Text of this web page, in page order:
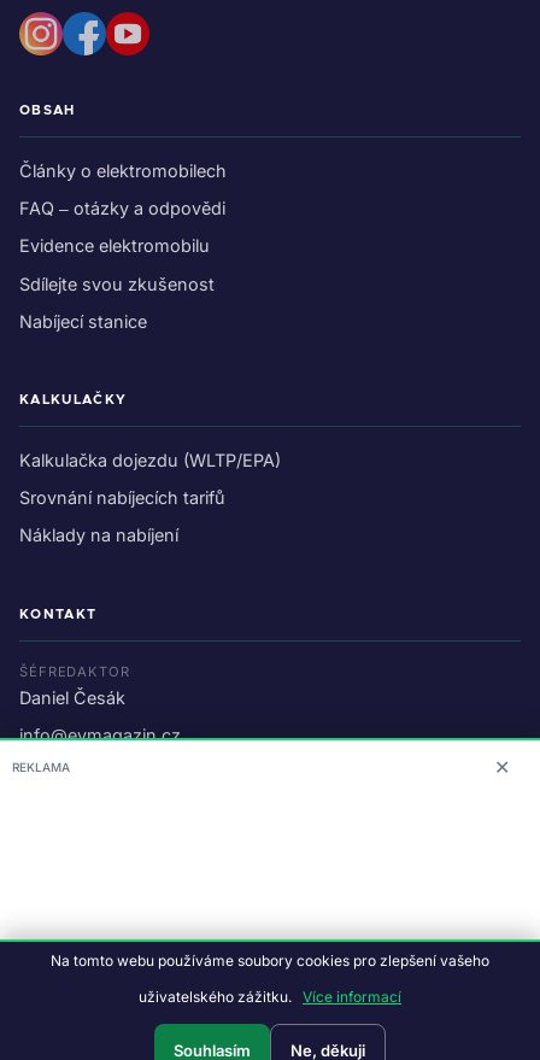
OBSAH
Články o elektromobilech
FAQ – otázky a odpovědi
Evidence elektromobilu
Sdílejte svou zkušenost
Nabíjecí stanice
KALKULAČKY
Kalkulačka dojezdu (WLTP/EPA)
Srovnání nabíjecích tarifů
Náklady na nabíjení
KONTAKT
ŠÉFREDAKTOR
Daniel Česák
info@evmagazin.cz
O nás
© 2026 EV Magazin.Podmínky a ochrana dat.
Studiografix
REKLAMA ✕
Na tomto webu používáme soubory cookies pro zlepšení vašeho
uživatelského zážitku. Více informací
Souhlasím Ne, děkuji